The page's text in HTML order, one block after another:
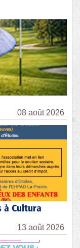
08 août 2026
à Cultura
13 août 2026